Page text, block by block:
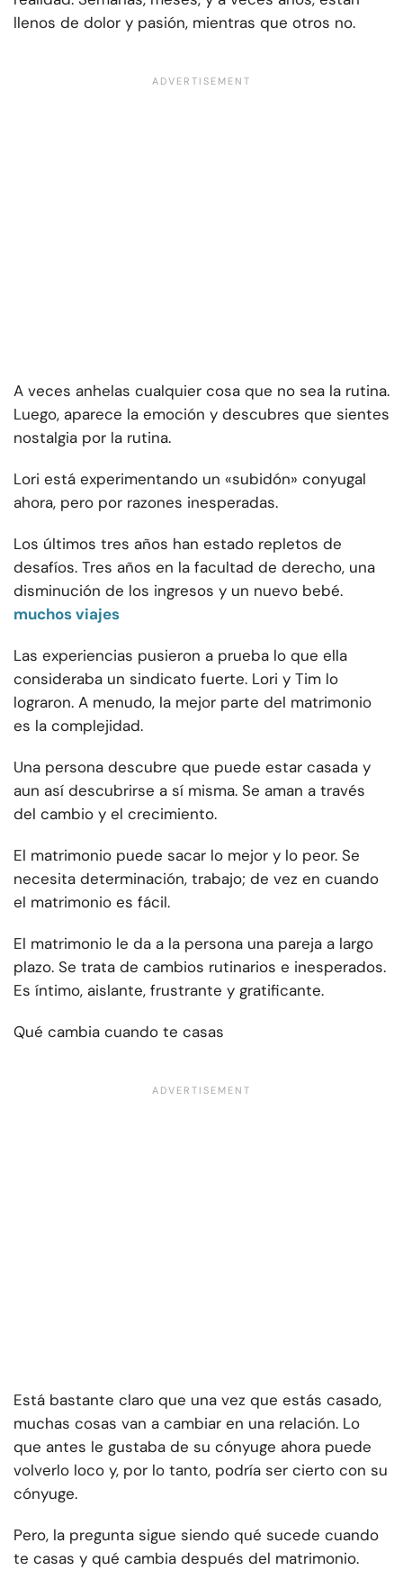
llenos de dolor y pasión, mientras que otros no.
A veces anhelas cualquier cosa que no sea la rutina.
Luego, aparece la emoción y descubres que sientes
nostalgia por la rutina.
Lori está experimentando un «subidón» conyugal
ahora, pero por razones inesperadas.
Los últimos tres años han estado repletos de
desafíos. Tres años en la facultad de derecho, una
disminución de los ingresos y un nuevo bebé.
muchos viajes
Las experiencias pusieron a prueba lo que ella
consideraba un sindicato fuerte. Lori y Tim lo
lograron. A menudo, la mejor parte del matrimonio
es la complejidad.
Una persona descubre que puede estar casada y
aun así descubrirse a sí misma. Se aman a través
del cambio y el crecimiento.
El matrimonio puede sacar lo mejor y lo peor. Se
necesita determinación, trabajo; de vez en cuando
el matrimonio es fácil.
El matrimonio le da a la persona una pareja a largo
plazo. Se trata de cambios rutinarios e inesperados.
Es íntimo, aislante, frustrante y gratificante.
Qué cambia cuando te casas
Está bastante claro que una vez que estás casado,
muchas cosas van a cambiar en una relación. Lo
que antes le gustaba de su cónyuge ahora puede
volverlo loco y, por lo tanto, podría ser cierto con su
cónyuge.
Pero, la pregunta sigue siendo qué sucede cuando
te casas y qué cambia después del matrimonio.